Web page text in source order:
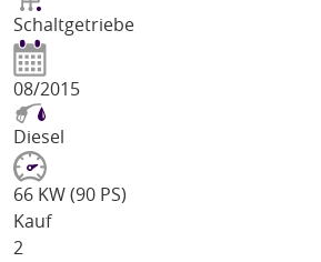
Schaltgetriebe
08/2015
Diesel
66 KW (90 PS)
Kauf
2